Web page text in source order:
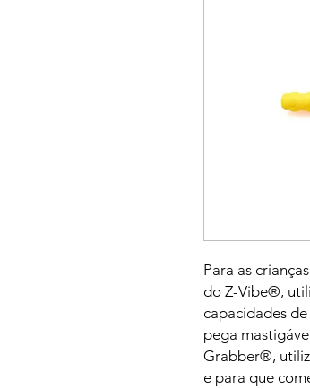
Para as
do Z-Vibe®,
capacidades
pega
Grabber®,
e para que